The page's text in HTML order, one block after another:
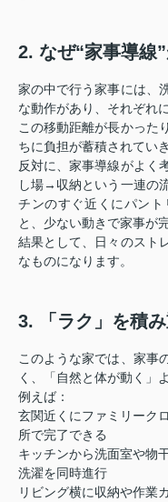
2. なぜ“家事導線
家の中で行う家事には、
な動作があり、それぞれ
この移動距離が長かった
ちに負担が蓄積されてい
反対に、家事導線がよく
し場→収納という一連の
チンのすぐ近くにパン
と、少ない動きで家事が
結果として、日々のスト
なものになります。
3. 「ラク」を積
このような家では、家事
く、「自然と体が動く」
例えば：
玄関近くにファミリーク
所で完了できる
キッチンから洗面室や物
洗濯を同時進行
リビング横に収納や作業